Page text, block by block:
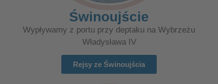
Świnoujście
Wypływamy z portu przy deptaku na Wybrzeżu
Władysława IV
Rejsy ze Świnoujścia